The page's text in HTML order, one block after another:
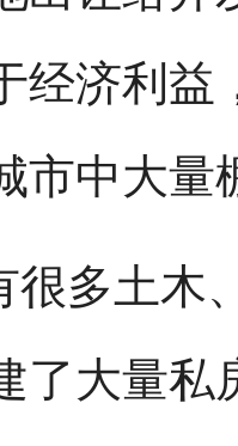
经济利益
市中大量
多土木、
了大量私